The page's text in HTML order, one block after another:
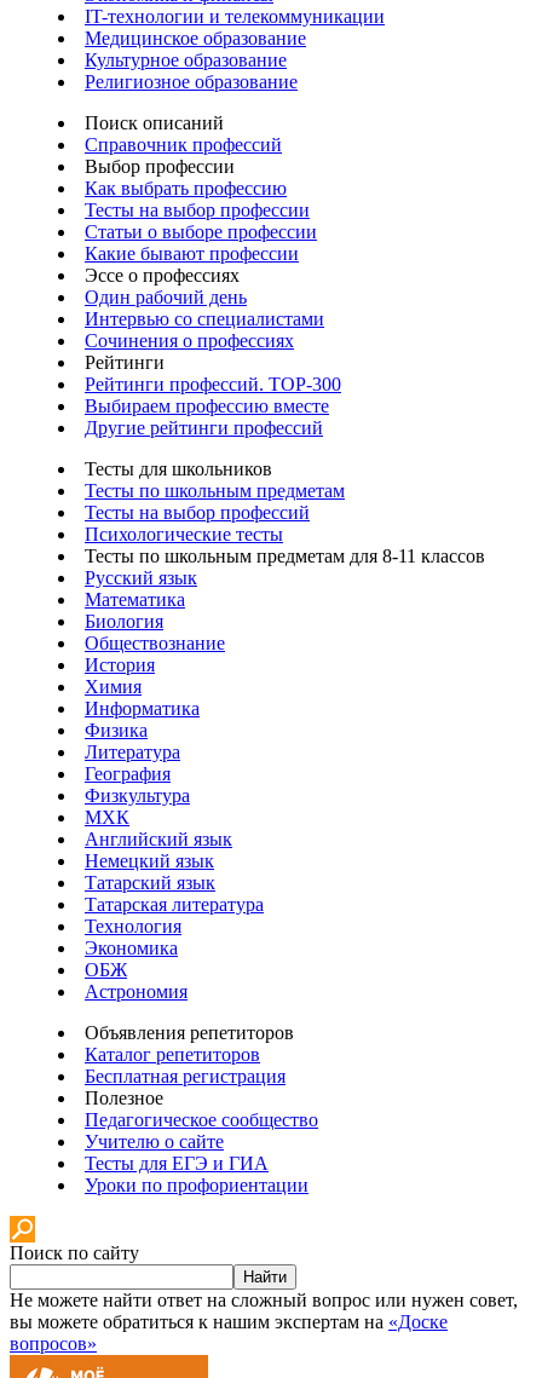
IT-технологии и телекоммуникации
Медицинское образование
Культурное образование
Религиозное образование
Поиск описаний
Справочник профессий
Выбор профессии
Как выбрать профессию
Тесты на выбор профессии
Статьи о выборе профессии
Какие бывают профессии
Эссе о профессиях
Один рабочий день
Интервью со специалистами
Сочинения о профессиях
Рейтинги
Рейтинги профессий. TOP-300
Выбираем профессию вместе
Другие рейтинги профессий
Тесты для школьников
Тесты по школьным предметам
Тесты на выбор профессий
Психологические тесты
Тесты по школьным предметам для 8-11 классов
Русский язык
Математика
Биология
Обществознание
История
Химия
Информатика
Физика
Литература
География
Физкультура
МХК
Английский язык
Немецкий язык
Татарский язык
Татарская литература
Технология
Экономика
ОБЖ
Астрономия
Объявления репетиторов
Каталог репетиторов
Бесплатная регистрация
Полезное
Педагогическое сообщество
Учителю о сайте
Тесты для ЕГЭ и ГИА
Уроки по профориентации
Поиск по сайту
Найти
Не можете найти ответ на сложный вопрос или нужен совет,
вы можете обратиться к нашим экспертам на «Доске
вопросов»